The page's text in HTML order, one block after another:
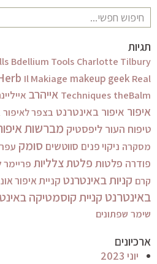
חיפוש
תגיות
Bdellium Tools Charlotte Tilbury
Il Makiage makeup geek Real
Techniques theBalm אייהרב
איפור איפור באינטרנט בצפר לאיפור
טיפוח העור ליפסטיק מברשות
מסקרה ניקוי פנים סווטשים סומק
פודרה פלטות פלטת צלליות פריימר
קרם קניות באינטרנט קניית איפור
באינטרנט קניית קוסמטיקה
שימר שפתונים
ארכיונים
יוני 2023